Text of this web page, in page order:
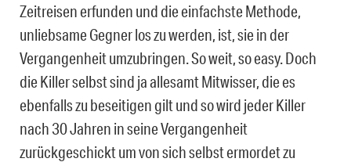
Zeitreisen erfunden und die einfachste Methode,
unliebsame Gegner los zu werden, ist, sie in der
Vergangenheit umzubringen. So weit, so easy. Doch
die Killer selbst sind ja allesamt Mitwisser, die es
ebenfalls zu beseitigen gilt und so wird jeder Killer
nach 30 Jahren in seine Vergangenheit
zurückgeschickt um von sich selbst ermordet zu